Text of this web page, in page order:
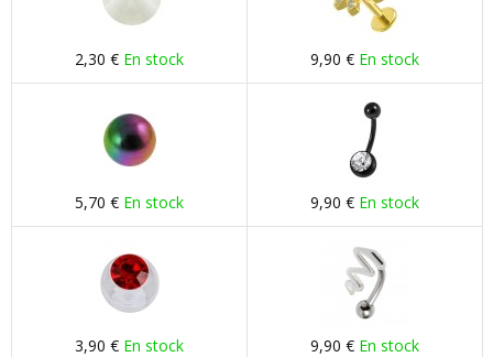
2,30 € En stock 9,90 € En stock
5,70 € En stock 9,90 € En stock
3,90 € En stock 9,90 € En stock